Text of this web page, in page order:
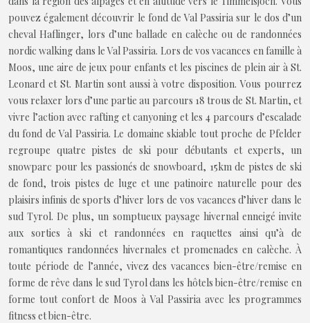
pouvez également découvrir le fond de Val Passiria sur le dos d’un
cheval Haflinger, lors d’une ballade en calèche ou de randonnées
nordic walking dans le Val Passiria. Lors de vos vacances en famille à
Moos, une aire de jeux pour enfants et les piscines de plein air à St.
Leonard et St. Martin sont aussi à votre disposition. Vous pourrez
vous relaxer lors d’une partie au parcours 18 trous de St. Martin, et
vivre l’action avec rafting et canyoning et les 4 parcours d’escalade
du fond de Val Passiria. Le domaine skiable tout proche de Pfelder
regroupe quatre pistes de ski pour débutants et experts, un
snowparc pour les passionés de snowboard, 15km de pistes de ski
de fond, trois pistes de luge et une patinoire naturelle pour des
plaisirs infinis de sports d’hiver lors de vos vacances d’hiver dans le
sud Tyrol. De plus, un somptueux paysage hivernal enneigé invite
aux sorties à ski et randonnées en raquettes ainsi qu’à de
romantiques randonnées hivernales et promenades en calèche. À
toute période de l’année, vivez des vacances bien-être/remise en
forme de rêve dans le sud Tyrol dans les hôtels bien-être/remise en
forme tout confort de Moos à Val Passiria avec les programmes
fitness et bien-être.